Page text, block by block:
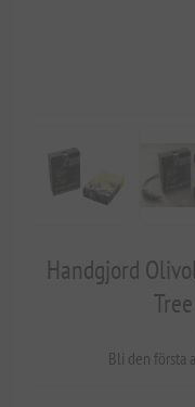
Handgjord
Bli den första